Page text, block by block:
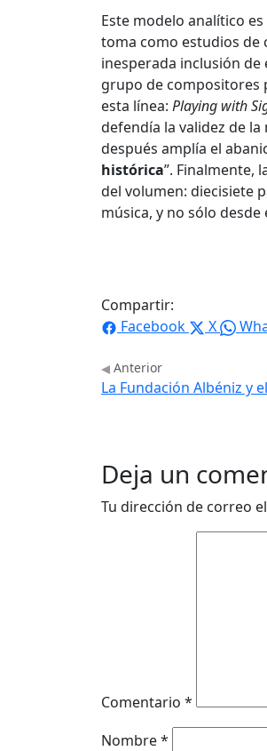
Este modelo analítico
toma como estudios de
inesperada inclusión
grupo de compositores
esta línea: Playing with
defendía la validez de la
después amplía el
histórica”. Finalmente,
del volumen: diecisiete
música, y no sólo
Compartir:
Facebook
X
Anterior
La Fundación Albéniz y
Deja un
Tu dirección de correo
Comentario *
Nombre*